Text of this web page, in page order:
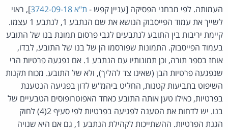
העמותה. לפי מבחני הפסיקה [עניין קפש - ת"א 3742-09-18
], ראוי
לשייך את עמוד הפייסבוק הנושא את שם הנתבע 1, לנתבע 1 עצמו.
קיימת יריבות בין התובע לנתבעים לגבי פרסום תמונת בנו של התובע
בעמוד הפייסבוק. התמונות שפורסמו הן של בנו של התובע, לבדו,
אוחז בספר תורה, וכן תמונותיו עם הנתבע 1. אם נפגעה פרטיות הרי
שנפגעה פרטיות הבן (שאינו צד להליך), ולא של התובע. מכוח תקנות
השיפוט בתביעות קטנות, החליט ביהמ"ש לדון בפגיעה הנטענת
בפרטיות, כאילו טען אותה התובע כאחד האפוטרופוסים הטבעיים של
בנו. יש לדחות את הטענה לפגיעה בפרטיות לפי סעיף 2(4) לחוק
הגנת הפרטיות. ההשתייכות לקהילת הנתבע 1, גם אם היא שנויה